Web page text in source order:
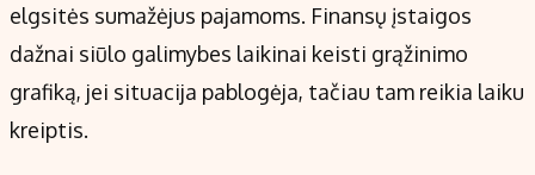
elgsitės sumažėjus pajamoms. Finansų įstaigos
dažnai siūlo galimybes laikinai keisti grąžinimo
grafiką, jei situacija pablogėja, tačiau tam reikia laiku
kreiptis.